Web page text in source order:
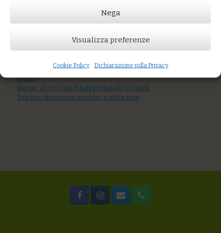
Nega
Visualizza preferenze
Cookie Policy Dichiarazione sulla Privacy
AGGIUNGI AL CARRELLO
You might also like
sgombro, moscardini, gamberetti, cozze, vongole, arselle,
cicale
Burger di ceci con funghi portobello piccanti
Polpette di ceci con verdure e salsa rosa